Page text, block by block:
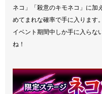
ネコ」「殺意のキモネコ」に加
めてまれな確率で手に入ります。
イベント期間中しか手に入らな
ね！